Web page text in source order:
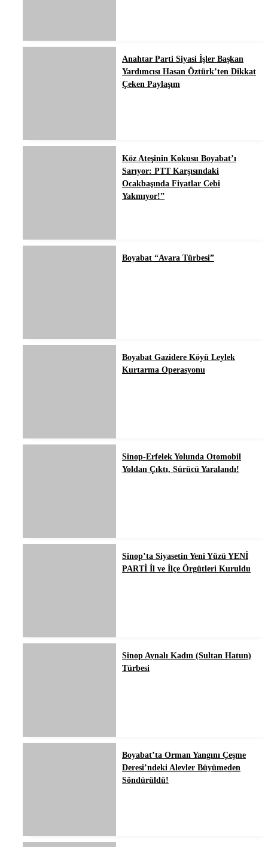
Anahtar Parti Siyasi İşler Başkan
Yardımcısı Hasan Öztürk’ten Dikkat
Çeken Paylaşım
Köz Ateşinin Kokusu Boyabat’ı
Sarıyor: PTT Karşısındaki
Ocakbaşında Fiyatlar Cebi
Yakmıyor!”
Boyabat “Avara Türbesi”
Boyabat Gazidere Köyü Leylek
Kurtarma Operasyonu
Sinop-Erfelek Yolunda Otomobil
Yoldan Çıktı, Sürücü Yaralandı!
Sinop’ta Siyasetin Yeni Yüzü YENİ
PARTİ İl ve İlçe Örgütleri Kuruldu
Sinop Aynalı Kadın (Sultan Hatun)
Türbesi
Boyabat’ta Orman Yangını Çeşme
Deresi’ndeki Alevler Büyümeden
Söndürüldü!